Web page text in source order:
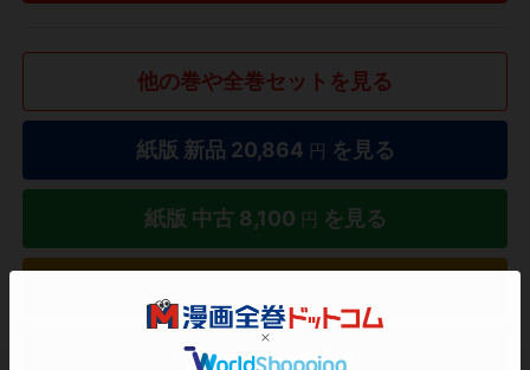
他の巻や全巻セットを見る
紙版 新品 20,864 円 を見る
紙版 中古 8,100 円 を見る
欲しいリストに追加する